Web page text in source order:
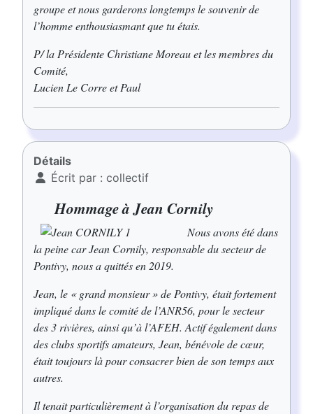
groupe et nous garderons longtemps le souvenir de
l’homme enthousiasmant que tu étais.
P/ la Présidente Christiane Moreau et les membres du
Comité,
Lucien Le Corre et Paul
Détails
Écrit par : collectif
Hommage à Jean Cornily
Nous avons été dans
la peine car Jean Cornily, responsable du secteur de
Pontivy, nous a quittés en 2019.
Jean, le « grand monsieur » de Pontivy, était fortement
impliqué dans le comité de l’ANR56, pour le secteur
des 3 rivières, ainsi qu’à l’AFEH. Actif également dans
des clubs sportifs amateurs, Jean, bénévole de cœur,
était toujours là pour consacrer bien de son temps aux
autres.
Il tenait particulièrement à l’organisation du repas de